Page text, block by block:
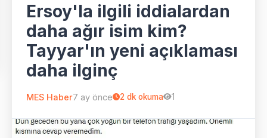
Ersoy'la ilgili iddialardan
daha ağır isim kim?
Tayyar'ın yeni açıklaması
daha ilginç
MES Haber7 ay önce 2 dk okuma 1